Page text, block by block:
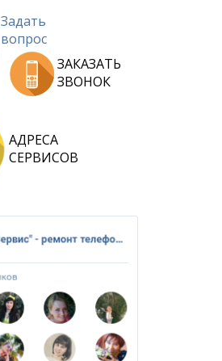
Задать
вопрос
ЗАКАЗАТЬ
ЗВОНОК
АДРЕСА
СЕРВИСОВ